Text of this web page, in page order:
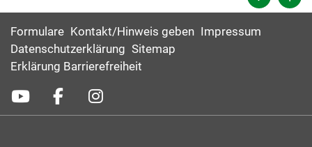
Formulare Kontakt/Hinweis geben Impressum
Datenschutzerklärung Sitemap
Erklärung Barrierefreiheit